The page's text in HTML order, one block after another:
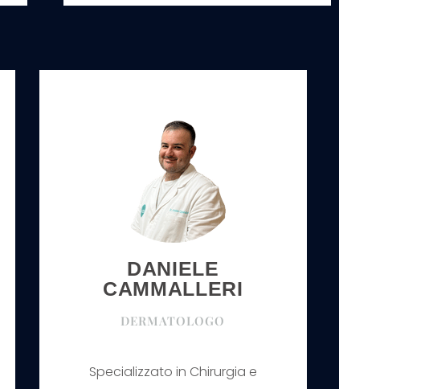
DANIELE
CAMMALLERI
DERMATOLOGO
Specializzato in Chirurgia e